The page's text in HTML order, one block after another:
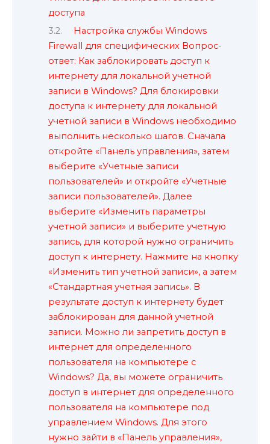
доступа
Настройка службы Windows
Firewall для специфических Вопрос-
ответ: Как заблокировать доступ к
интернету для локальной учетной
записи в Windows? Для блокировки
доступа к интернету для локальной
учетной записи в Windows необходимо
выполнить несколько шагов. Сначала
откройте «Панель управления», затем
выберите «Учетные записи
пользователей» и откройте «Учетные
записи пользователей». Далее
выберите «Изменить параметры
учетной записи» и выберите учетную
запись, для которой нужно ограничить
доступ к интернету. Нажмите на кнопку
«Изменить тип учетной записи», а затем
«Стандартная учетная запись». В
результате доступ к интернету будет
заблокирован для данной учетной
записи. Можно ли запретить доступ в
интернет для определенного
пользователя на компьютере с
Windows? Да, вы можете ограничить
доступ в интернет для определенного
пользователя на компьютере под
управлением Windows. Для этого
нужно зайти в «Панель управления»,